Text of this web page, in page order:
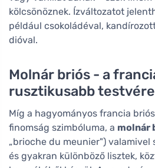
kölcsönöznek. Ízváltozatot
például csokoládéval,
dióval.
Molnár briós - a
rusztikusabb testvére
Míg a hagyományos francia
finomság szimbóluma, a molnár
„brioche du meunier") valamivel
és gyakran különböző lisztek,